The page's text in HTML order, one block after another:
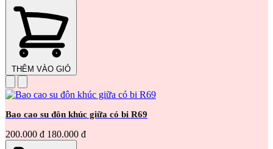
THÊM VÀO GIỎ
Bao cao su đôn khúc giữa có bi R69
200.000 đ 180.000 đ